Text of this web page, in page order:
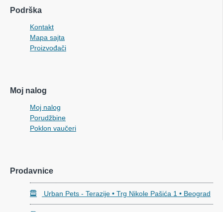
Podrška
Kontakt
Mapa sajta
Proizvođači
Moj nalog
Moj nalog
Porudžbine
Poklon vaučeri
Prodavnice
Urban Pets - Terazije • Trg Nikole Pašića 1 • Beograd